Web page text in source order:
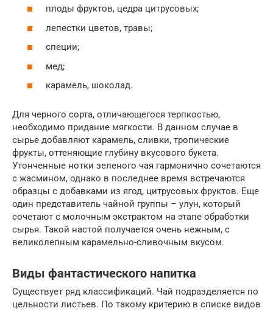
плоды фруктов, цедра цитрусовых;
лепестки цветов, травы;
специи;
мед;
карамель, шоколад.
Для черного сорта, отличающегося терпкостью,
необходимо придание мягкости. В данном случае в
сырье добавляют карамель, сливки, тропические
фрукты, оттеняющие глубину вкусового букета.
Утонченные нотки зеленого чая гармонично сочетаются
с жасмином, однако в последнее время встречаются
образцы с добавками из ягод, цитрусовых фруктов. Еще
один представитель чайной группы – улун, который
сочетают с молочным экстрактом на этапе обработки
сырья. Такой настой получается очень нежным, с
великолепным карамельно-сливочным вкусом.
Виды фантастического напитка
Существует ряд классификаций. Чай подразделяется по
цельности листьев. По такому критерию в списке видов